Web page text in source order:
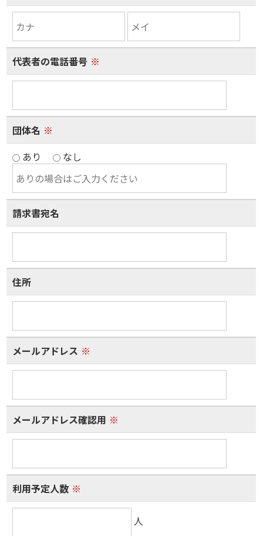
代表者の電話番号 ※
団体名 ※
あり
なし
請求書宛名
住所
メールアドレス ※
メールアドレス確認用 ※
利用予定人数 ※
人